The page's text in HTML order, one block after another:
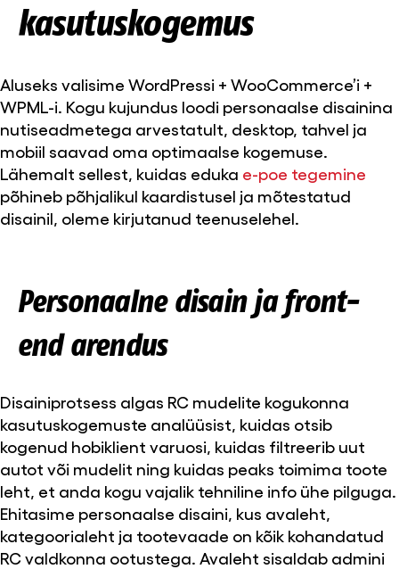
kasutuskogemus
Aluseks valisime WordPressi + WooCommerce’i +
WPML-i. Kogu kujundus loodi personaalse disainina
nutiseadmetega arvestatult, desktop, tahvel ja
mobiil saavad oma optimaalse kogemuse.
Lähemalt sellest, kuidas eduka e-poe tegemine
põhineb põhjalikul kaardistusel ja mõtestatud
disainil, oleme kirjutanud teenuselehel.
Personaalne disain ja front-
end arendus
Disainiprotsess algas RC mudelite kogukonna
kasutuskogemuste analüüsist, kuidas otsib
kogenud hobiklient varuosi, kuidas filtreerib uut
autot või mudelit ning kuidas peaks toimima toote
leht, et anda kogu vajalik tehniline info ühe pilguga.
Ehitasime personaalse disaini, kus avaleht,
kategoorialeht ja tootevaade on kõik kohandatud
RC valdkonna ootustega. Avaleht sisaldab admini